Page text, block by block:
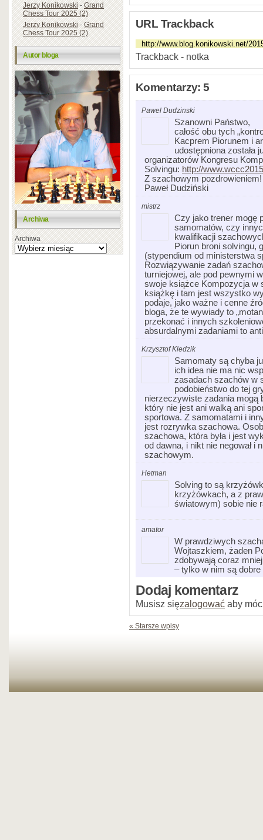
Jerzy Konikowski-Grand
Chess Tour 2025 (2)
Jerzy Konikowski-Grand
Chess Tour 2025 (2)
Autor bloga
Archiwa
Archiwa
URL Trackback
Trackback - notka
Komentarzy: 5
Pawel Dudzinski
Szanowni Państwo,
całość obu tych
Kacprem Piorunem i
udostępniona została
organizatorów Kongresu
Solvingu: http://
Z szachowym pozdrowieniem!
Paweł Dudziński
mistrz
Czy jako trener mogę
samomatów, czy
kwalifikacji
Piorun broni solvingu,
(stypendium od ministerstwa
Rozwiązywanie zadań
turniejowej, ale pod pewnymi
swoje książce Kompozycja w
książkę i tam jest wszystko
podaje, jako ważne i cenne
bloga, że te wywiady to
przekonać i innych
absurdalnymi zadaniami to
Krzysztof Kledzik
Samomaty są chyba
ich idea nie ma nic
zasadach szachów w
podobieństwo do tej
nierzeczywiste zadania mogą
który nie jest ani walką ani
sportowa. Z samomatami i
jest rozrywka szachowa.
szachowa, która była i jest
od dawna, i nikt nie negował i
szachowym.
Hetman
Solving to są
krzyżówkach, a z
światowym) sobie nie
amator
W prawdziwych
Wojtaszkiem, żaden
zdobywają coraz
– tylko w nim są dobre
Dodaj komentarz
Musisz sięzalogować aby
« Starsze wpisy